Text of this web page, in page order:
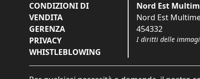
CONDIZIONI DI
VENDITA
GERENZA
PRIVACY
WHISTLEBLOWING
Nord Est
Nord Est
454332
I diritti delle